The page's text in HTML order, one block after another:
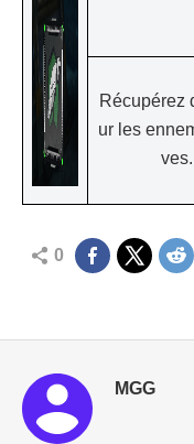
Récupérez
ur les
0
MGG